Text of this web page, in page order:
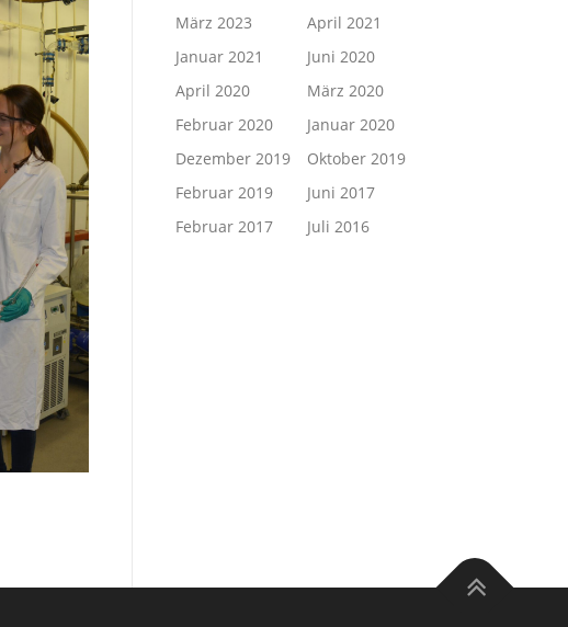
März 2023
April 2021
Januar 2021
Juni 2020
April 2020
März 2020
Februar 2020
Januar 2020
Dezember 2019
Oktober 2019
Februar 2019
Juni 2017
Februar 2017
Juli 2016